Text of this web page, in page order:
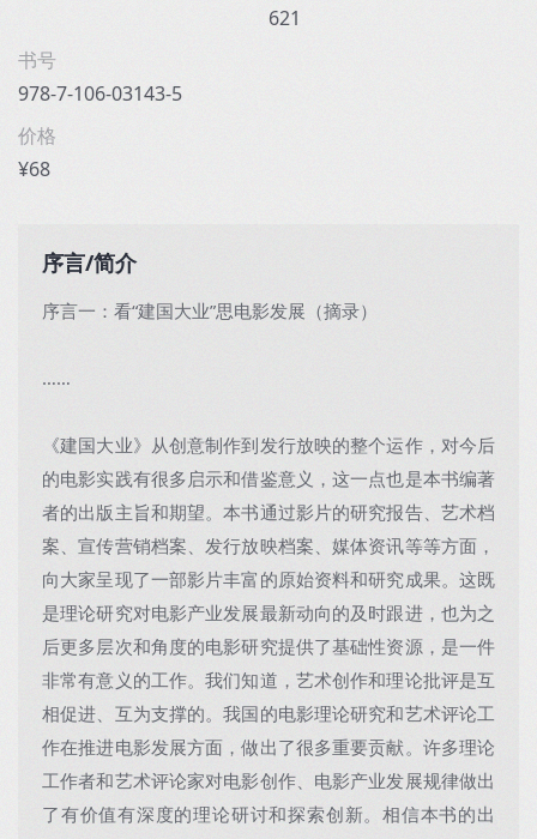
621
书号
978-7-106-03143-5
价格
¥68
序言/简介
序言一：看“建国大业”思电影发展（摘录）
……
《建国大业》从创意制作到发行放映的整个运作，对今后
的电影实践有很多启示和借鉴意义，这一点也是本书编著
者的出版主旨和期望。本书通过影片的研究报告、艺术档
案、宣传营销档案、发行放映档案、媒体资讯等等方面，
向大家呈现了一部影片丰富的原始资料和研究成果。这既
是理论研究对电影产业发展最新动向的及时跟进，也为之
后更多层次和角度的电影研究提供了基础性资源，是一件
非常有意义的工作。我们知道，艺术创作和理论批评是互
相促进、互为支撑的。我国的电影理论研究和艺术评论工
作在推进电影发展方面，做出了很多重要贡献。许多理论
工作者和艺术评论家对电影创作、电影产业发展规律做出
了有价值有深度的理论研讨和探索创新。相信本书的出